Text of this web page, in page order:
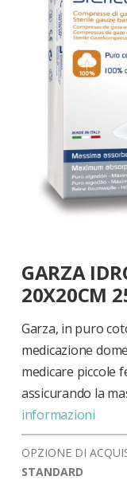
immagini
all'inizio
della
galleria
di
immagini
GARZA
20X20CM
Garza, in puro
medicazione
medicare piccole
assicurando la
informazioni
OPZIONE DI
STANDARD